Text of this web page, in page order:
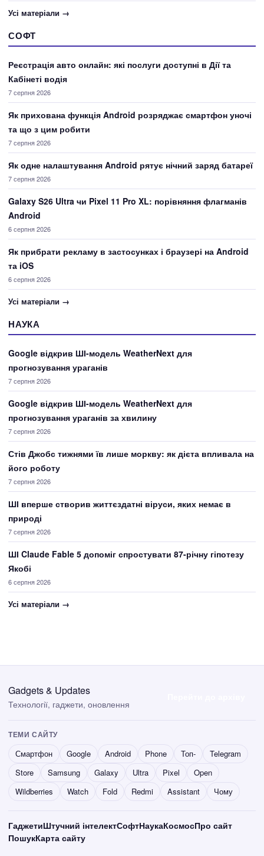
Усі матеріали →
СОФТ
Реєстрація авто онлайн: які послуги доступні в Дії та
Кабінеті водія
7 серпня 2026
Як прихована функція Android розряджає смартфон уночі
та що з цим робити
7 серпня 2026
Як одне налаштування Android рятує нічний заряд батареї
7 серпня 2026
Galaxy S26 Ultra чи Pixel 11 Pro XL: порівняння флагманів
Android
6 серпня 2026
Як прибрати рекламу в застосунках і браузері на Android
та iOS
6 серпня 2026
Усі матеріали →
НАУКА
Google відкрив ШІ-модель WeatherNext для
прогнозування ураганів
7 серпня 2026
Google відкрив ШІ-модель WeatherNext для
прогнозування ураганів за хвилину
7 серпня 2026
Стів Джобс тижнями їв лише моркву: як дієта впливала на
його роботу
7 серпня 2026
ШІ вперше створив життєздатні віруси, яких немає в
природі
7 серпня 2026
ШІ Claude Fable 5 допоміг спростувати 87-річну гіпотезу
Якобі
6 серпня 2026
Усі матеріали →
Gadgets & Updates
Технології, гаджети, оновлення
ТЕМИ САЙТУ
Смартфон Google Android Phone Топ-
Telegram
Store
Samsung Galaxy Ultra Pixel
Open
Wildberries
Watch Fold Redmi Assistant Чому
ГаджетиШтучний інтелектСофтНаукаКосмосПро сайт
ПошукКарта сайту